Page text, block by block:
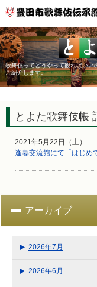
歌舞伎ってどうやって観ればい
ご紹介します。
とよた歌舞伎帳
2021年5月22日（土）
逢妻交流館にて「はじめ
アーカイブ
2026年7月
2026年6月